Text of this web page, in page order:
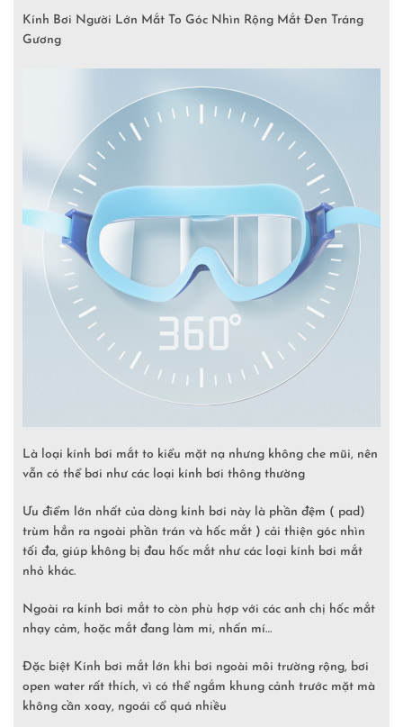
Kính Bơi Người Lớn Mắt To Góc Nhìn Rộng Mắt Đen Tráng
Gương
Là loại kính bơi mắt to kiểu mặt nạ nhưng không che mũi, nên
vẫn có thể bơi như các loại kính bơi thông thường
Ưu điểm lớn nhất của dòng kính bơi này là phần đệm ( pad)
trùm hẳn ra ngoài phần trán và hốc mắt ) cải thiện góc nhìn
tối đa, giúp không bị đau hốc mắt như các loại kính bơi mắt
nhỏ khác.
Ngoài ra kính bơi mắt to còn phù hợp với các anh chị hốc mắt
nhạy cảm, hoặc mắt đang làm mi, nhấn mí…
Đặc biệt Kính bơi mắt lớn khi bơi ngoài môi trường rộng, bơi
open water rất thích, vì có thể ngắm khung cảnh trước mặt mà
không cần xoay, ngoái cổ quá nhiều